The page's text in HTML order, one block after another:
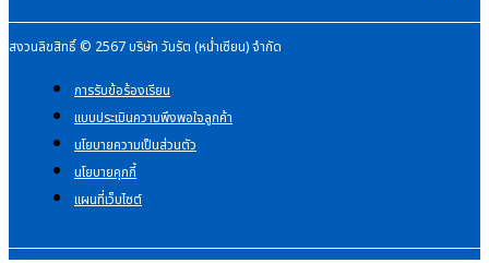
สงวนลิขสิทธิ์ © 2567 บริษัท วันรัต (หน่ำเซียน) จำกัด
การรับข้อร้องเรียน
แบบประเมินความพึงพอใจลูกค้า
นโยบายความเป็นส่วนตัว
นโยบายคุกกี้
แผนที่เว็บไซต์